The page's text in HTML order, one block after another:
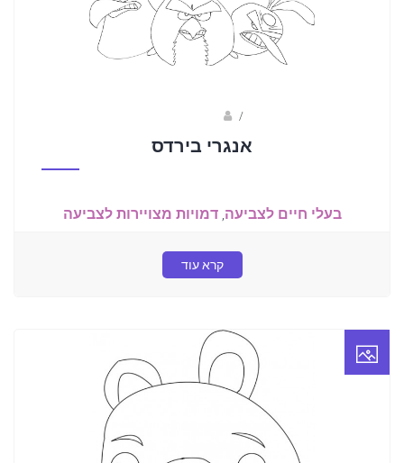
/
אנגרי בירדס
בעלי חיים לצביעה,דמויות מצויירות לצביעה
קרא עוד